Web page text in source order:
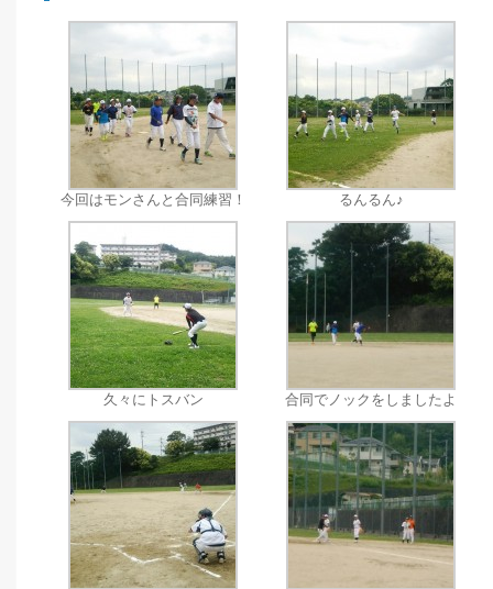
今回はモンさんと合同練習！ るんるん♪
久々にトスバン 合同でノックをしましたよ